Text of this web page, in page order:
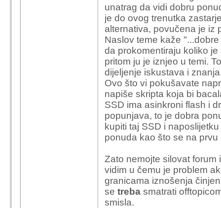
unatrag da vidi dobru
je do ovog trenutka
alternativa, povučena je iz
Naslov teme kaže
da prokomentiraju koliko
pritom ju je iznjeo u temi.
dijeljenje iskustava i
Ovo što vi pokušavate
napiše skripta koja bi
SSD ima asinkroni flash i
popunjava, to je dobra
kupiti taj SSD i
ponuda kao što se na
Zato nemojte silovat forum
vidim u čemu je problem
granicama iznošenja
se treba smatrati
smisla.